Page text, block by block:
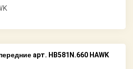
арт. HB581N.660 HAWK